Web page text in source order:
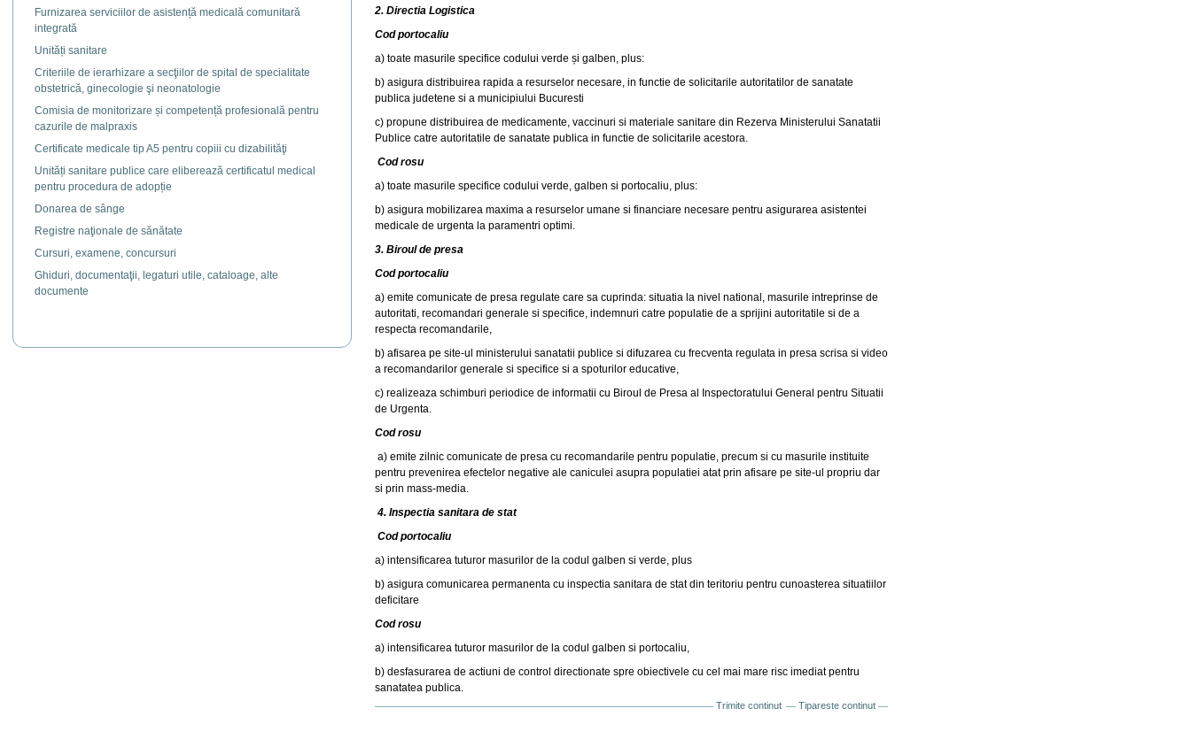
Furnizarea serviciilor de asistență medicală comunitară
integrată
Unități sanitare
Criteriile de ierarhizare a secţiilor de spital de specialitate
obstetrică, ginecologie şi neonatologie
Comisia de monitorizare și competență profesională pentru
cazurile de malpraxis
Certificate medicale tip A5 pentru copiii cu dizabilităţi
Unități sanitare publice care eliberează certificatul medical
pentru procedura de adopție
Donarea de sânge
Registre naţionale de sănătate
Cursuri, examene, concursuri
Ghiduri, documentaţii, legaturi utile, cataloage, alte
documente
2. Directia Logistica
Cod portocaliu
a) toate masurile specifice codului verde și galben, plus:
b) asigura distribuirea rapida a resurselor necesare, in functie de solicitarile autoritatilor de sanatate
publica judetene si a municipiului Bucuresti
c) propune distribuirea de medicamente, vaccinuri si materiale sanitare din Rezerva Ministerului Sanatatii
Publice catre autoritatile de sanatate publica in functie de solicitarile acestora.
Cod rosu
a) toate masurile specifice codului verde, galben si portocaliu, plus:
b) asigura mobilizarea maxima a resurselor umane si financiare necesare pentru asigurarea asistentei
medicale de urgenta la paramentri optimi.
3. Biroul de presa
Cod portocaliu
a) emite comunicate de presa regulate care sa cuprinda: situatia la nivel national, masurile intreprinse de
autoritati, recomandari generale si specifice, indemnuri catre populatie de a sprijini autoritatile si de a
respecta recomandarile,
b) afisarea pe site-ul ministerului sanatatii publice si difuzarea cu frecventa regulata in presa scrisa si video
a recomandarilor generale si specifice si a spoturilor educative,
c) realizeaza schimburi periodice de informatii cu Biroul de Presa al Inspectoratului General pentru Situatii
de Urgenta.
Cod rosu
a) emite zilnic comunicate de presa cu recomandarile pentru populatie, precum si cu masurile instituite
pentru prevenirea efectelor negative ale caniculei asupra populatiei atat prin afisare pe site-ul propriu dar
si prin mass-media.
4. Inspectia sanitara de stat
Cod portocaliu
a) intensificarea tuturor masurilor de la codul galben si verde, plus
b) asigura comunicarea permanenta cu inspectia sanitara de stat din teritoriu pentru cunoasterea situatiilor
deficitare
Cod rosu
a) intensificarea tuturor masurilor de la codul galben si portocaliu,
b) desfasurarea de actiuni de control directionate spre obiectivele cu cel mai mare risc imediat pentru
sanatatea publica.
Trimite continut Tipareste continut